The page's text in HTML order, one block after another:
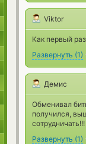
Viktor
Как первый
Развернуть (1)
Демис
Обменивал
получился,
сотрудничать!!!
Развернуть (1)